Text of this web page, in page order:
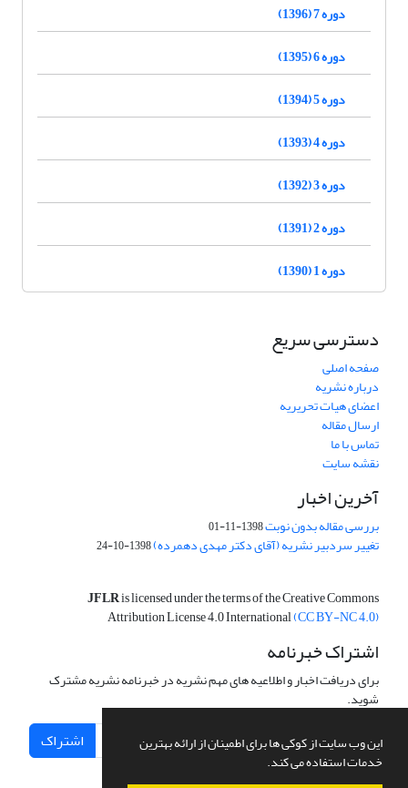
این وب سایت از کوکی ها برای اطمینان از ارائه بهترین
خدمات استفاده می کند.
دوره 7 (1396)
دوره 6 (1395)
دوره 5 (1394)
دوره 4 (1393)
دوره 3 (1392)
دوره 2 (1391)
دوره 1 (1390)
دسترسی سریع
صفحه اصلی
درباره نشریه
اعضای هیات تحریریه
ارسال مقاله
تماس با ما
نقشه سایت
آخرین اخبار
بررسی مقاله بدون نوبت1398-11-01
تغییر سردبیر نشریه (آقای دکتر مهدی دهمرده)1398-10-24
JFLRis licensed under the terms of the Creative Commons
Attribution License 4.0 International(CC BY-NC 4.0)
اشتراک خبرنامه
برای دریافت اخبار و اطلاعیه های مهم نشریه در خبرنامه نشریه مشترک
شوید.
اشتراک